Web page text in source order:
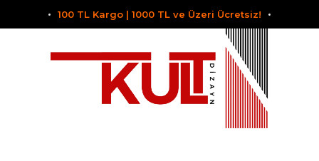
100 TL Kargo | 1000 TL ve Üzeri Ücretsiz!